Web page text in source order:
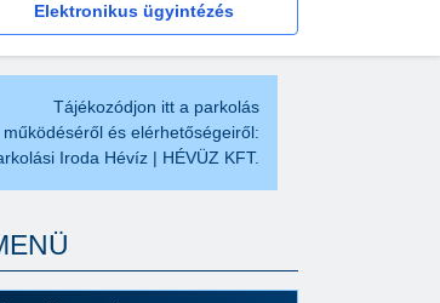
Elektronikus ügyintézés
Tájékozódjon itt a parkolás
működéséről és elérhetőségeiről:
Iroda Hévíz | HÉVÜZ KFT.